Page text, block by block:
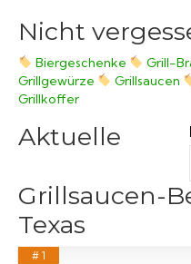
Nicht
Biergeschenke Grill-
Grillgewürze
Grillsaucen
Grillkoffer
Aktuelle
Grillsaucen-
Texas
# 1